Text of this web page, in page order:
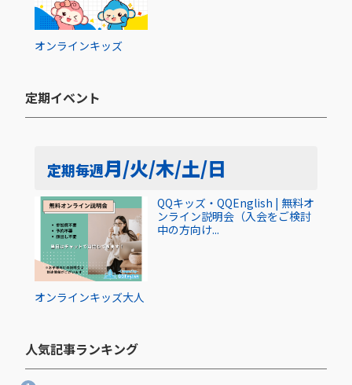
オンラインキッズ
定期イベント​
定期毎週月/火/木/土/日
オンラインキッズ大人
QQキッズ・QQEnglish | 無料オ
ンライン説明会（入会をご検討
中の方向け...
人気記事ランキング​